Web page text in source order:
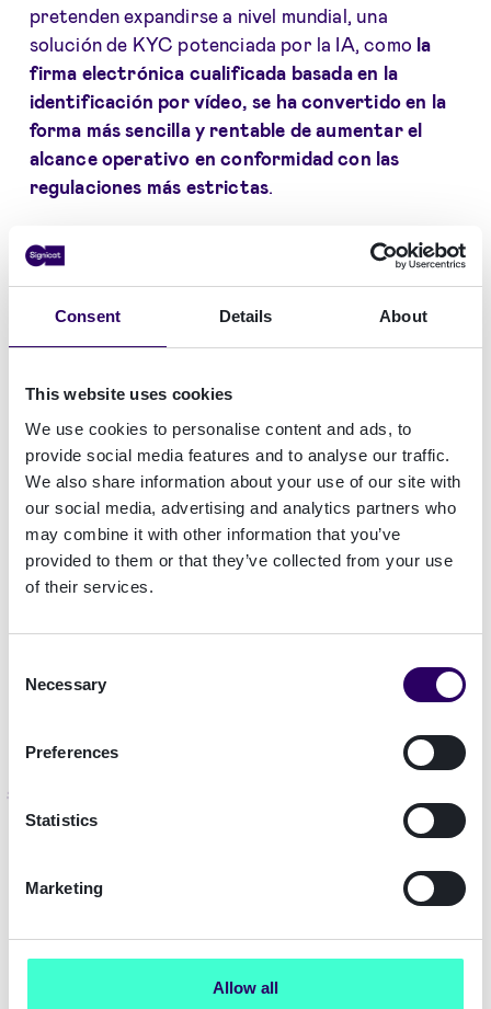
Consent Details About
This website uses cookies
We use cookies to personalise content and ads, to
provide social media features and to analyse our traffic.
We also share information about your use of our site with
our social media, advertising and analytics partners who
may combine it with other information that you’ve
provided to them or that they’ve collected from your use
of their services.
Selection
Necessary
Preferences
Statistics
Marketing
Allow all
pretenden expandirse a nivel mundial, una
solución de KYC potenciada por la IA, como la
firma electrónica cualificada basada en la
identificación por vídeo, se ha convertido en la
forma más sencilla y rentable de aumentar el
alcance operativo en conformidad con las
regulaciones más estrictas.
financieras no cumplen con sus obligaciones en
materia de KYC, se exponen a cuantiosas multas
y sanciones. En 2020, se impusieron en todo el
mundo aproximadamente20 mil millones de euros
sus incumplimientos en materia de KYC
Mantener un estricto cumplimiento de la
normativa KYC en banca es casi obligatorio para
ofrecer unos servicios digitales cómodos,
prácticos y seguros tanto para el cliente como
para el banco y, además, es necesario paraevitar
enormes sanciones económicas,
costosodaño a la reputaciónasociado a los
palabras, esta es la razón por la que el KYC es
verificación de identidad
Los procesos de KYC para los proveedores de
complejos, pero podemos simplificar una visión
general de las funciones principales y las
tendencias emergentes en la industria. Además,